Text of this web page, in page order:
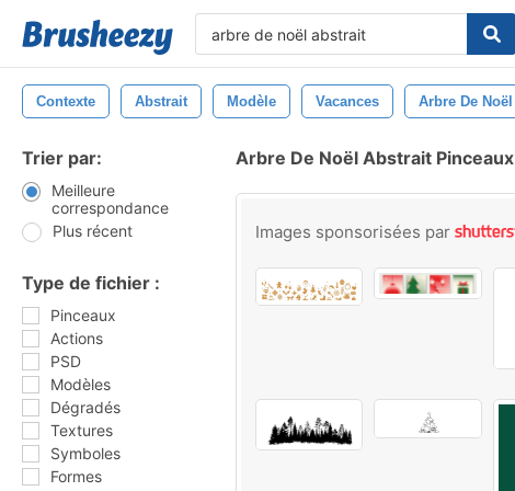
Contexte Abstrait Modèle Vacances Arbre De Noël
Trier par:
Meilleure
correspondance
Plus récent
Type de fichier :
Pinceaux
Actions
PSD
Modèles
Dégradés
Textures
Symboles
Formes
Arbre De Noël Abstrait Pinceaux
Images sponsorisées par